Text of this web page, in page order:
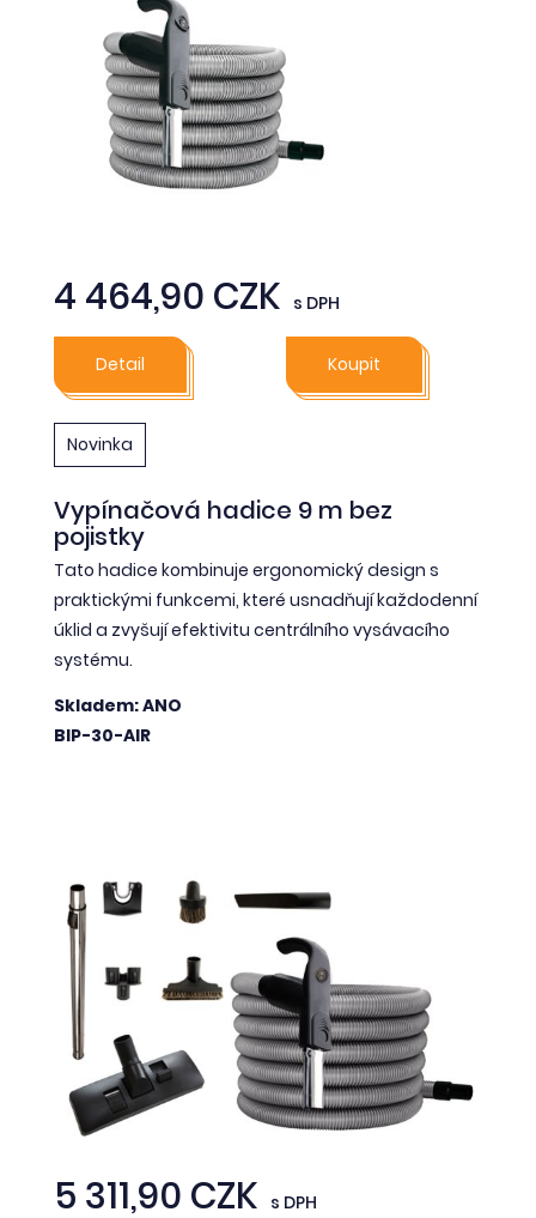
4 464,90 CZK s DPH
Detail Koupit
Novinka
Vypínačová hadice 9 m bez
pojistky
Tato hadice kombinuje ergonomický design s
praktickými funkcemi, které usnadňují každodenní
úklid a zvyšují efektivitu centrálního vysávacího
systému.
Skladem: ANO
BIP-30-AIR
5 311,90 CZK s DPH